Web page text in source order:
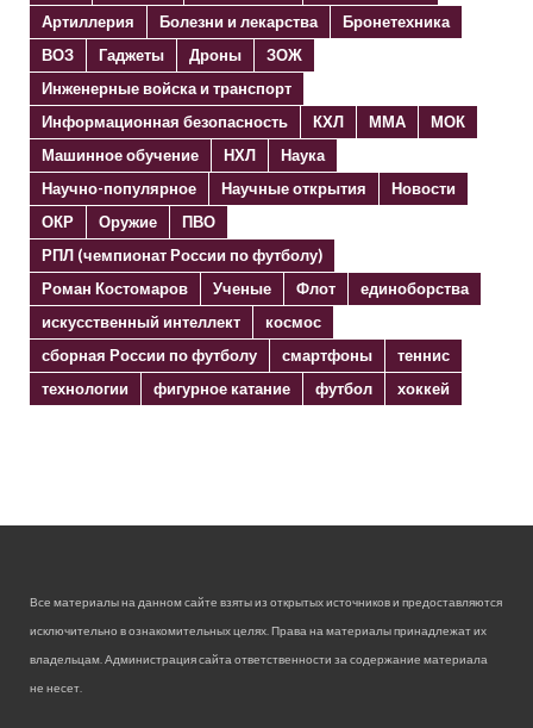
Артиллерия
Болезни и лекарства
Бронетехника
ВОЗ
Гаджеты Дроны
ЗОЖ
Инженерные войска и транспорт
Информационная безопасность
КХЛ ММА
МОК
Машинное обучение
НХЛ
Наука
Научно-популярное
Научные открытия
Новости
ОКР
Оружие
ПВО
РПЛ (чемпионат России по футболу)
Роман Костомаров
Ученые Флот
единоборства
искусственный интеллект
космос
сборная России по футболу
смартфоны
теннис
технологии
фигурное катание футбол хоккей
Все материалы на данном сайте взяты из открытых источников и предоставляются
исключительно в ознакомительных целях. Права на материалы принадлежат их
владельцам. Администрация сайта ответственности за содержание материала
не несет.